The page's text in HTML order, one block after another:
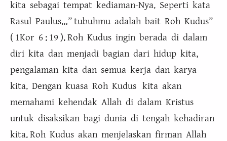
kita sebagai tempat kediaman-Nya. Seperti kata
Rasul Paulus…” tubuhmu adalah bait Roh Kudus”
( 1Kor 6 : 19 ). Roh Kudus ingin berada di dalam
diri kita dan menjadi bagian dari hidup kita,
pengalaman kita dan semua kerja dan karya
kita. Dengan kuasa Roh Kudus kita akan
memahami kehendak Allah di dalam Kristus
untuk disaksikan bagi dunia di tengah kehadiran
kita. Roh Kudus akan menjelaskan firman Allah